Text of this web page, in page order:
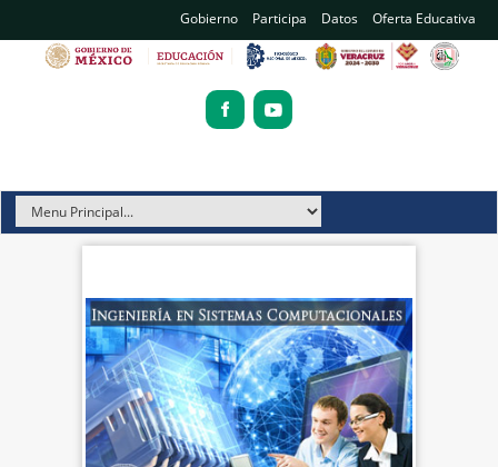
Gobierno Participa Datos Oferta Educativa